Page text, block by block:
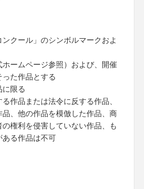
ンクール」のシンボルマークおよ
ームページ参照）および、開催
た作品とする
限る
作品または法令に反する作品、
、他の作品を模倣した作品、商
権利を侵害していない作品、も
ある作品は不可